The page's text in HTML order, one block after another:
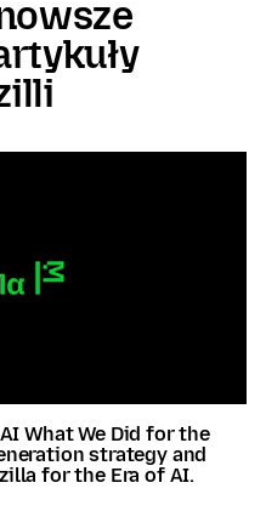
What We Did for the
strategy and
for the Era of AI.